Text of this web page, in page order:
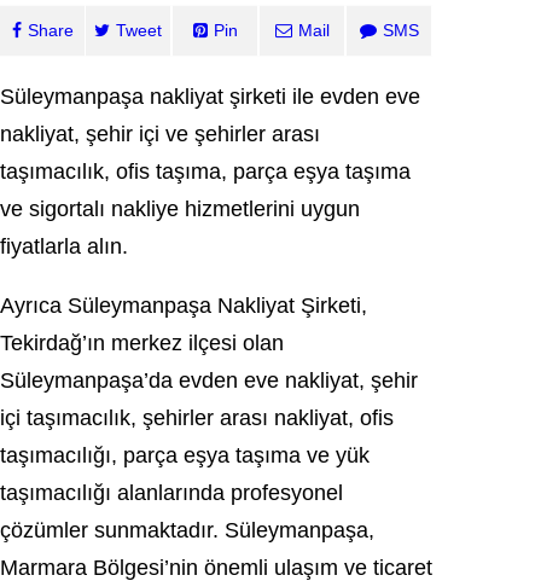
Share Tweet Pin Mail SMS
Süleymanpaşa nakliyat şirketi ile evden eve
nakliyat, şehir içi ve şehirler arası
taşımacılık, ofis taşıma, parça eşya taşıma
ve sigortalı nakliye hizmetlerini uygun
fiyatlarla alın.
Ayrıca Süleymanpaşa Nakliyat Şirketi,
Tekirdağ’ın merkez ilçesi olan
Süleymanpaşa’da evden eve nakliyat, şehir
içi taşımacılık, şehirler arası nakliyat, ofis
taşımacılığı, parça eşya taşıma ve yük
taşımacılığı alanlarında profesyonel
çözümler sunmaktadır. Süleymanpaşa,
Marmara Bölgesi’nin önemli ulaşım ve ticaret